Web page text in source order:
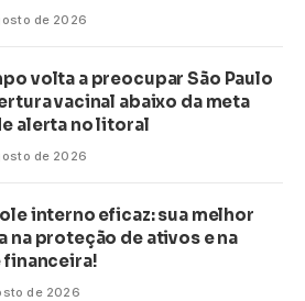
de 2026
volta a preocupar São Paulo
vacinal abaixo da meta
alerta no litoral
de 2026
interno eficaz: sua melhor
na proteção de ativos e na
financeira!
de 2026